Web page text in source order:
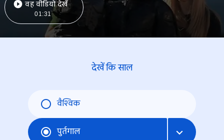
वह वीडियो देखें
01:31
देखें कि साल
वैश्विक
पुर्तगाल